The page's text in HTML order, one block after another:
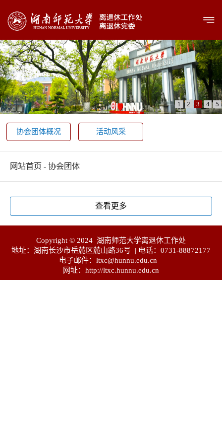
1 2 3 4 5
协会团体概况 活动风采
网站首页 - 协会团体
查看更多
Copyright © 2024 湖南师范大学离退休工作处
地址：湖南长沙市岳麓区麓山路36号 | 电话：0731-88872177
电子邮件：ltxc@hunnu.edu.cn
网址：http://ltxc.hunnu.edu.cn